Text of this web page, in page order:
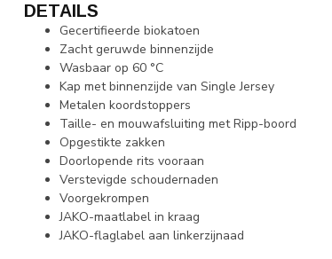
DETAILS
Gecertifieerde biokatoen
Zacht geruwde binnenzijde
Wasbaar op 60 °C
Kap met binnenzijde van Single Jersey
Metalen koordstoppers
Taille- en mouwafsluiting met Ripp-boord
Opgestikte zakken
Doorlopende rits vooraan
Verstevigde schoudernaden
Voorgekrompen
JAKO-maatlabel in kraag
JAKO-flaglabel aan linkerzijnaad